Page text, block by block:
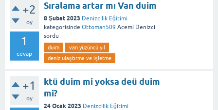
+2
oy
1
cevap
Sıralama artar mı Van duim
8 Şubat 2023 Denizcilik Eğitimi
kategorisinde Ottoman509 Acemi Denizci
sordu
duim
van yüzüncü yıl
deniz ulaştırma ve işletme
+1
oy
ktü duim mi yoksa deü duim
mi?
24 Ocak 2023 Denizcilik Eğitimi